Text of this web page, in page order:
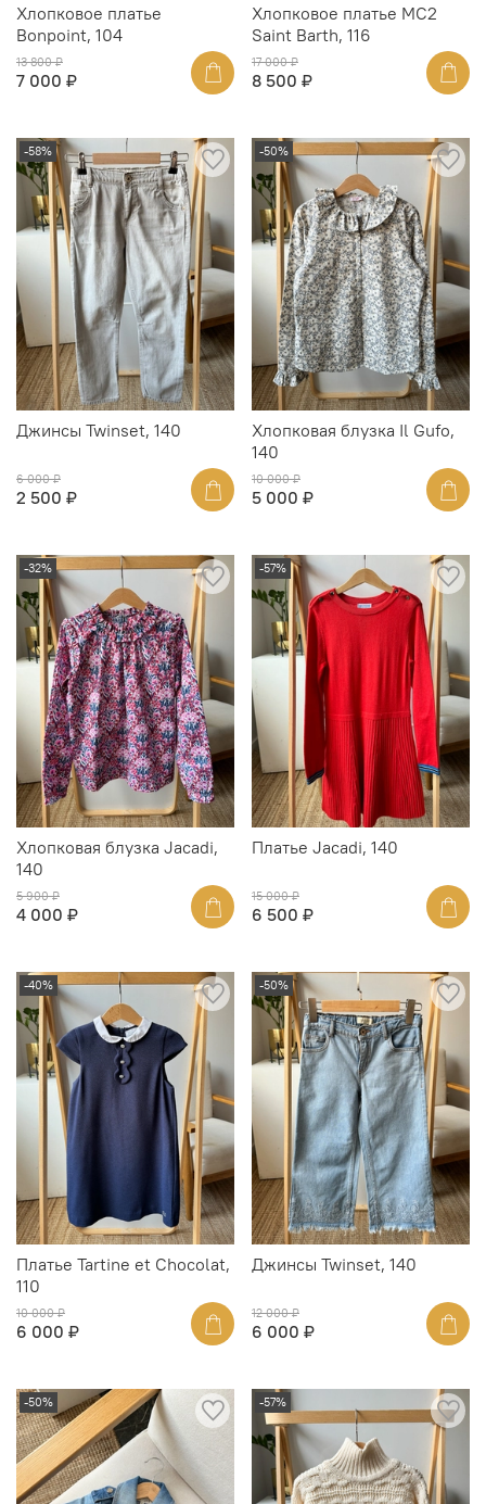
Хлопковое платье
Bonpoint, 104
13 800 ₽
7 000 ₽
Хлопковое платье MC2
Saint Barth, 116
17 000 ₽
8 500 ₽
-58%
Джинсы Twinset, 140
6 000 ₽
2 500 ₽
-50%
Хлопковая блузка Il Gufo,
140
10 000 ₽
5 000 ₽
-32%
Хлопковая блузка Jacadi,
140
5 900 ₽
4 000 ₽
-57%
Платье Jacadi, 140
15 000 ₽
6 500 ₽
-40%
Платье Tartine et Chocolat,
110
10 000 ₽
6 000 ₽
-50%
Джинсы Twinset, 140
12 000 ₽
6 000 ₽
-50% -57%